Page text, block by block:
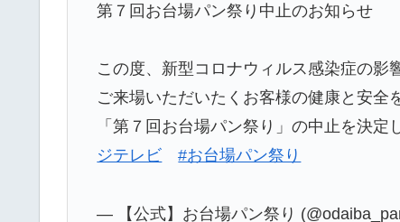
第７回お台場パン祭り中止のお知らせ
この度、新型コロナウィルス感染症の影
ご来場いただいたくお客様の健康と安全
「第７回お台場パン祭り」の中止を決定
ジテレビ
#お台場パン祭り
— 【公式】お台場パン祭り